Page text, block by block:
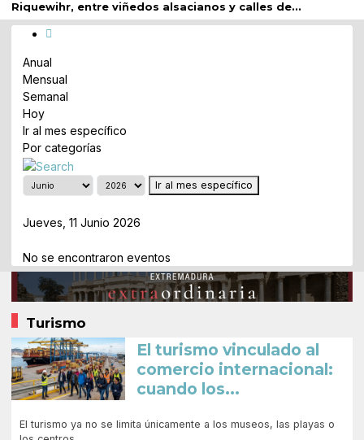
Riquewihr, entre viñedos alsacianos y calles de...
Anual
Mensual
Semanal
Hoy
Ir al mes específico
Por categorías
Ir al mes específico
Jueves, 11 Junio 2026
No se encontraron eventos
Turismo
El turismo vinculado al
comercio internacional:
cuando los...
El turismo ya no se limita únicamente a los museos, las playas o